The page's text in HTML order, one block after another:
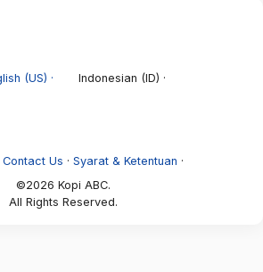
(US) · Indonesian (ID) ·
Contact Us · Syarat & Ketentuan ·
©2026 Kopi ABC.
All Rights Reserved.